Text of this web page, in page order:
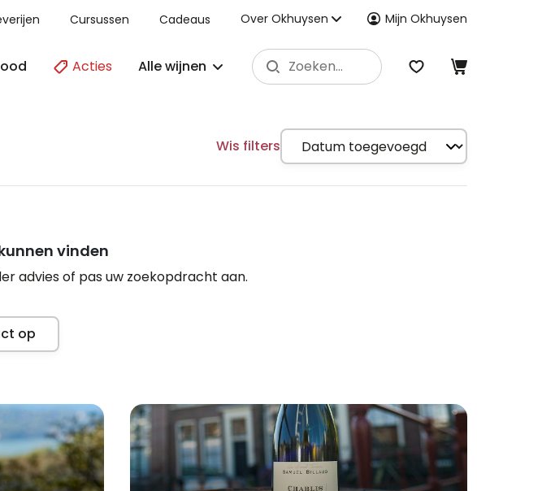
Cursussen Cadeaus Over Okhuysen Mijn Okhuysen
Acties Alle wijnen
Wis filters
vinden
advies of pas uw zoekopdracht aan.
op